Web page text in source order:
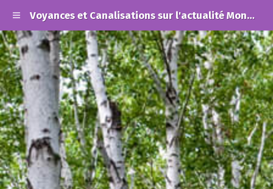
Voyances et Canalisations sur l'actualité Mondiale et les Alertes